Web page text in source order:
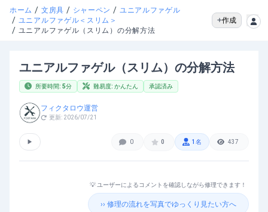
ホーム / 文房具 / シャーペン / ユニアルファゲル
/ ユニアルファゲル＜スリム＞
/ ユニアルファゲル（スリム）の分解方法
作成
ユニアルファゲル（スリム）の分解方法
所要時間: 5分 難易度: かんたん 承認済み
フィクタロウ運営
更新: 2026/07/21
▶ 0 0 1 名 437
💡 ユーザーによるコメントを確認しながら修理できます！
›› 修理の流れを写真でゆっくり見たい方へ